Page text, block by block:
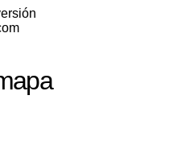
la
y nos pondremos en